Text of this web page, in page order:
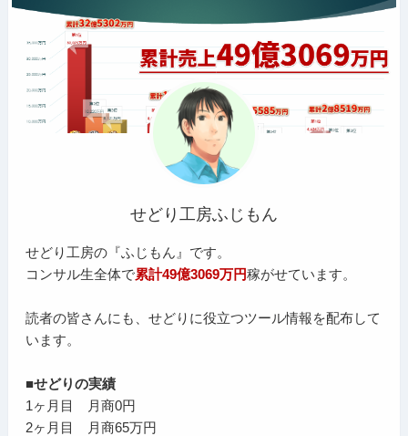
せどり工房ふじもん
せどり工房の『ふじもん』です。
コンサル生全体で累計49億3069万円稼がせています。
読者の皆さんにも、せどりに役立つツール情報を配布して
います。
■せどりの実績
1ヶ月目 月商0円
2ヶ月目 月商65万円